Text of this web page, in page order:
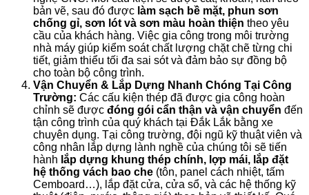
bản vẽ, sau đó được làm sạch bề mặt, phun sơn
chống gỉ, sơn lót và sơn màu hoàn thiện theo yêu
cầu của khách hàng. Việc gia công trong môi trường
nhà máy giúp kiểm soát chất lượng chặt chẽ từng chi
tiết, giảm thiểu tối đa sai sót và đảm bảo sự đồng bộ
cho toàn bộ công trình.
Vận Chuyển & Lắp Dựng Nhanh Chóng Tại Công
Trường: Các cấu kiện thép đã được gia công hoàn
chỉnh sẽ được đóng gói cẩn thận và vận chuyển đến
tận công trình của quý khách tại Đắk Lắk bằng xe
chuyên dụng. Tại công trường, đội ngũ kỹ thuật viên và
công nhân lắp dựng lành nghề của chúng tôi sẽ tiến
hành lắp dựng khung thép chính, lợp mái, lắp đặt
hệ thống vách bao che (tôn, panel cách nhiệt, tấm
Cemboard…), lắp đặt cửa, cửa sổ, và các hệ thống kỹ